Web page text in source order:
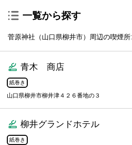
一覧から探す
菅原神社（山口県柳井市）周辺の喫煙所:
青木 商店
紙巻き
山口県柳井市柳井津４２６番地の３
柳井グランドホテル
紙巻き